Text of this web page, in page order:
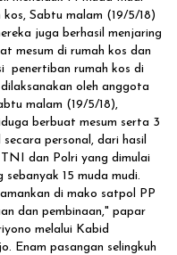
Sabtu malam (19/5/18)
juga berhasil menjaring
mesum di rumah kos dan
penertiban rumah kos di
oleh anggota
malam (19/5/18),
berbuat mesum serta 3
personal, dari hasil
dan Polri yang dimulai
15 muda mudi.
di mako satpol PP
dan pembinaan," papar
melalui Kabid
Enam pasangan selingkuh